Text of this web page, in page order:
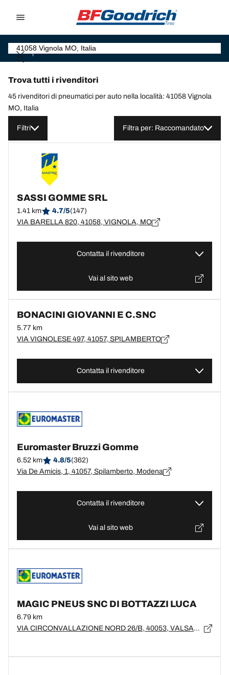
Trova tutti i rivenditori
45 rivenditori di pneumatici per auto nella località: 41058 Vignola
MO, Italia
Filtri Filtra per: Raccomandato
SASSI GOMME SRL
1.41 km 4.7/5(147)
VIA BARELLA 820, 41058, VIGNOLA, MO
Contatta il rivenditore
Vai al sito web
BONACINI GIOVANNI E C.SNC
5.77 km
VIA VIGNOLESE 497, 41057, SPILAMBERTO
Contatta il rivenditore
Euromaster Bruzzi Gomme
6.52 km 4.8/5(362)
Via De Amicis, 1, 41057, Spilamberto, Modena
Contatta il rivenditore
Vai al sito web
MAGIC PNEUS SNC DI BOTTAZZI LUCA
6.79 km
VIA CIRCONVALLAZIONE NORD 26/B, 40053, VALSAMOGGIA